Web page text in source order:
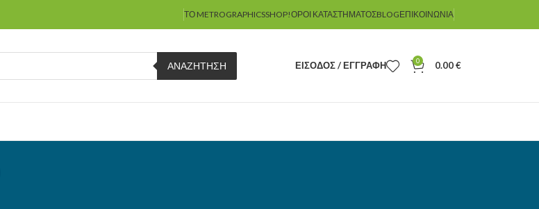
ΤΟ METROGRAPHICSSHOP!ΌΡΟΙ ΚΑΤΑΣΤΉΜΑΤΟΣBLOGΕΠΙΚΟΙΝΩΝΊΑ
ΑΝΑΖΉΤΗΣΗ ΕΊΣΟΔΟΣ / ΕΓΓΡΑΦΉ 0 0.00€